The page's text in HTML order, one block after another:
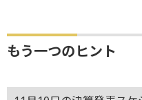
もう一つのヒント